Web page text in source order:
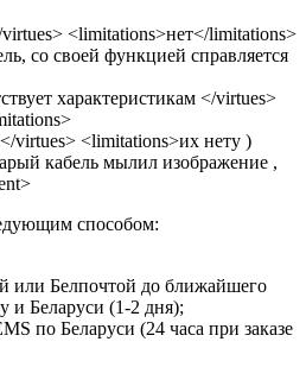
<limitations>нет</limitations>
со своей функцией справляется
характеристикам </virtues>
virtues> <limitations>их нету )
кабель мылил изображение ,
способом:
или Белпочтой до ближайшего
и Беларуси (1-2 дня);
по Беларуси (24 часа при заказе